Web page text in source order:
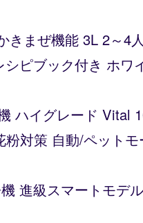
きまぜ機能 3L 2～4
ピブック付き ホワ
ハイグレード Vital
対策 自動/ペットモ
進級スマートモデ